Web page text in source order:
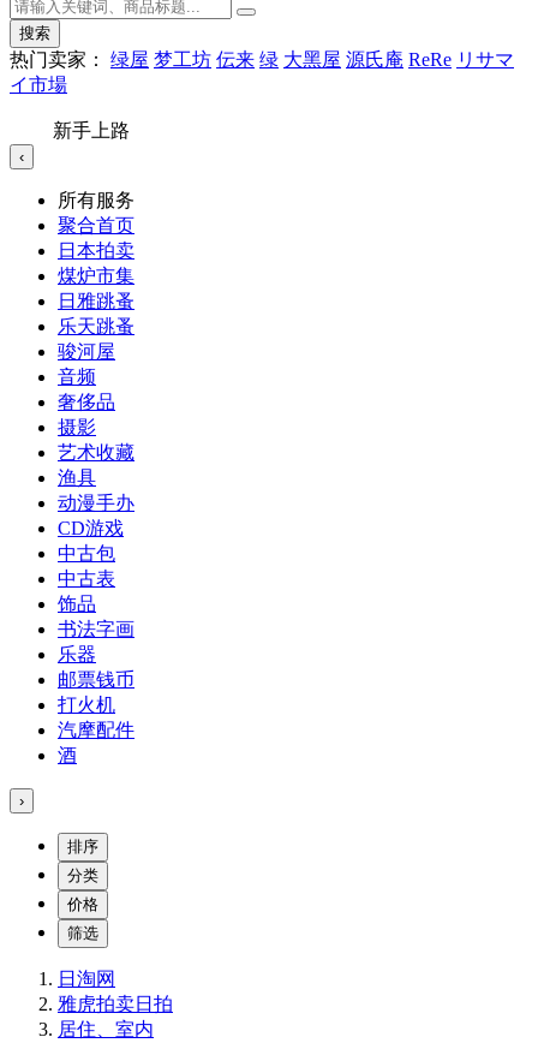
搜索
热门卖家： 绿屋 梦工坊 伝来 绿 大黑屋 源氏庵 ReRe リサマ
イ市場
新手上路
‹
所有服务
聚合首页
日本拍卖
煤炉市集
日雅跳蚤
乐天跳蚤
骏河屋
音频
奢侈品
摄影
艺术收藏
渔具
动漫手办
CD游戏
中古包
中古表
饰品
书法字画
乐器
邮票钱币
打火机
汽摩配件
酒
›
排序
分类
价格
筛选
日淘网
雅虎拍卖日拍
居住、室内